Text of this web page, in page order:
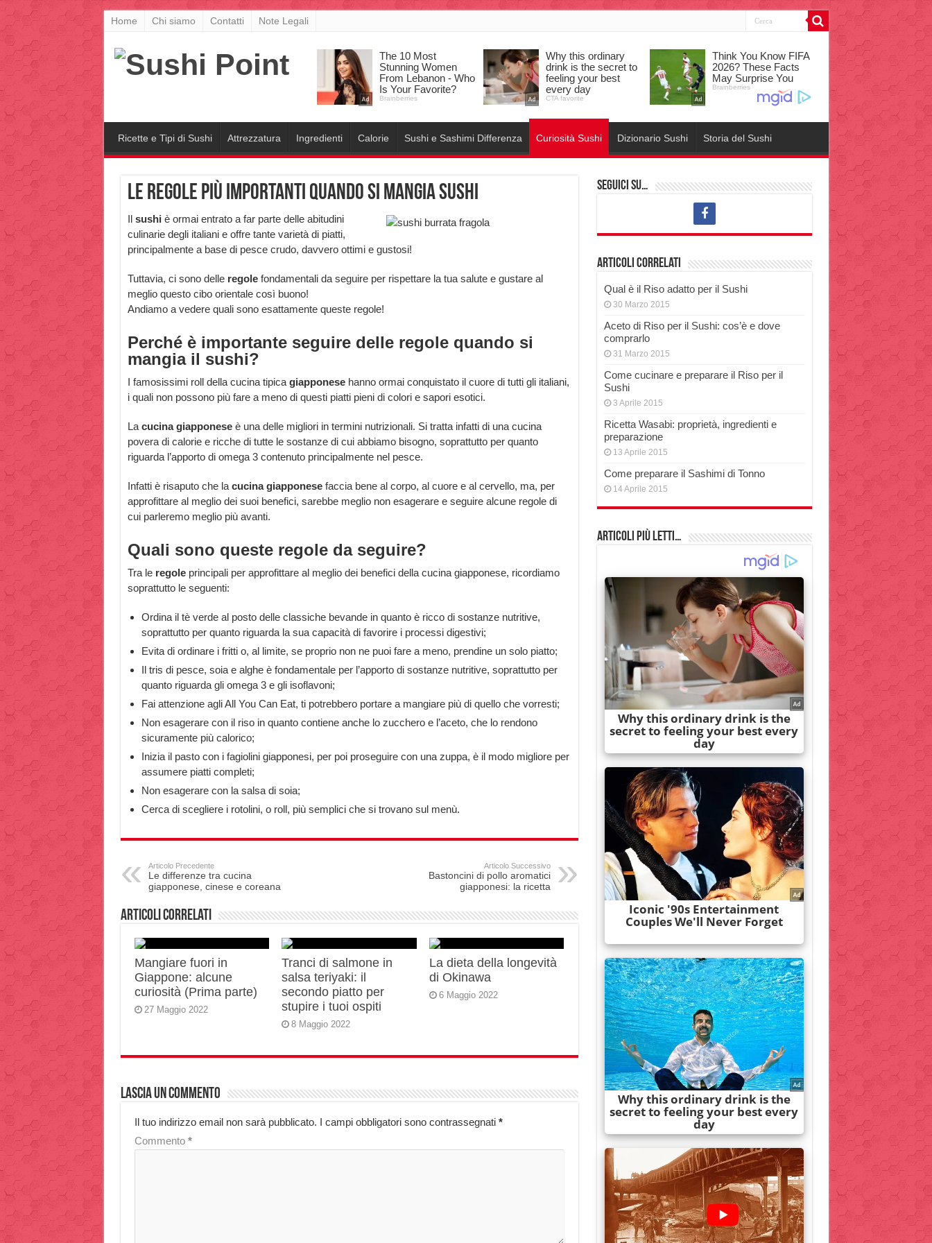
Home Chi siamo Contatti Note Legali
Ricette e Tipi di Sushi Attrezzatura Ingredienti Calorie Sushi e Sashimi Differenza Curiosità Sushi Dizionario Sushi Storia del Sushi
Le regole più importanti quando si mangia sushi
Il sushi è ormai entrato a far parte delle abitudini
culinarie degli italiani e offre tante varietà di piatti,
principalmente a base di pesce crudo, davvero ottimi e gustosi!
Tuttavia, ci sono delle regolefondamentali da seguire per rispettare la tua salute e gustare al
meglio questo cibo orientale così buono!
Andiamo a vedere quali sono esattamente queste regole!
Perché è importante seguire delle regole quando si
mangia il sushi?
I famosissimi roll della cucina tipica giapponesehanno ormai conquistato il cuore di tutti gli italiani,
i quali non possono più fare a meno di questi piatti pieni di colori e sapori esotici.
La cucina giapponeseè una delle migliori in termini nutrizionali. Si tratta infatti di una cucina
povera di calorie e ricche di tutte le sostanze di cui abbiamo bisogno, soprattutto per quanto
riguarda l’apporto di omega 3 contenuto principalmente nel pesce.
Infatti è risaputo che la cucina giapponesefaccia bene al corpo, al cuore e al cervello, ma, per
approfittare al meglio dei suoi benefici, sarebbe meglio non esagerare e seguire alcune regole di
cui parleremo meglio più avanti.
Quali sono queste regole da seguire?
Tra le regoleprincipali per approfittare al meglio dei benefici della cucina giapponese, ricordiamo
soprattutto le seguenti:
Ordina il tè verde al posto delle classiche bevande in quanto è ricco di sostanze nutritive,
soprattutto per quanto riguarda la sua capacità di favorire i processi digestivi;
Evita di ordinare i fritti o, al limite, se proprio non ne puoi fare a meno, prendine un solo piatto;
Il tris di pesce, soia e alghe è fondamentale per l’apporto di sostanze nutritive, soprattutto per
quanto riguarda gli omega 3 e gli isoflavoni;
Fai attenzione agli All You Can Eat, ti potrebbero portare a mangiare più di quello che vorresti;
Non esagerare con il riso in quanto contiene anche lo zucchero e l’aceto, che lo rendono
sicuramente più calorico;
Inizia il pasto con i fagiolini giapponesi, per poi proseguire con una zuppa, è il modo migliore per
assumere piatti completi;
Non esagerare con la salsa di soia;
Cerca di scegliere i rotolini, o roll, più semplici che si trovano sul menù.
Articolo Precedente
Le differenze tra cucina
giapponese, cinese e coreana
Articolo Successivo
Bastoncini di pollo aromatici
giapponesi: la ricetta
Articoli correlati
Mangiare fuori in
Giappone: alcune
curiosità (Prima parte)
27 Maggio 2022
Tranci di salmone in
salsa teriyaki: il
secondo piatto per
stupire i tuoi ospiti
8 Maggio 2022
La dieta della longevità
di Okinawa
6 Maggio 2022
Lascia un commento
Il tuo indirizzo email non sarà pubblicato. I campi obbligatori sono contrassegnati *
Commento *
Seguici su…
Articoli correlati
Qual è il Riso adatto per il Sushi
30 Marzo 2015
Aceto di Riso per il Sushi: cos’è e dove
comprarlo
31 Marzo 2015
Come cucinare e preparare il Riso per il
Sushi
3 Aprile 2015
Ricetta Wasabi: proprietà, ingredienti e
preparazione
13 Aprile 2015
Come preparare il Sashimi di Tonno
14 Aprile 2015
Articoli più Letti…